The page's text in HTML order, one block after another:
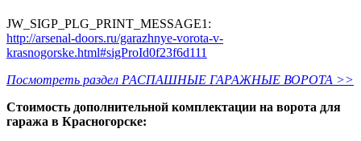
JW_SIGP_PLG_PRINT_MESSAGE1:
http://arsenal-doors.ru/garazhnye-vorota-v-
krasnogorske.html#sigProId0f23f6d111
Посмотреть раздел РАСПАШНЫЕ ГАРАЖНЫЕ ВОРОТА >>
Стоимость дополнительной комплектации на ворота для
гаража в Красногорске: